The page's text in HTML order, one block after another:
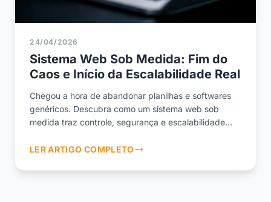
24/04/2026
Sistema Web Sob Medida: Fim do
Caos e Início da Escalabilidade Real
Chegou a hora de abandonar planilhas e softwares
genéricos. Descubra como um sistema web sob
medida traz controle, segurança e escalabilidade
LER ARTIGO COMPLETO